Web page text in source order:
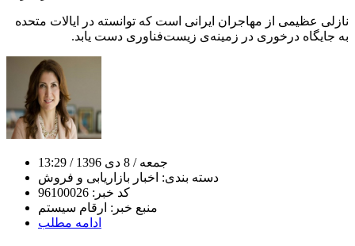
نازلی عظیمی از مهاجران ایرانی است که توانسته در ایالات متحده
به جایگاه درخوری در زمینه‌ی زیست‌فناوری دست یابد.
جمعه / 8 دی 1396
/ 13:29
دسته بندی: اخبار بازاریابی و فروش
کد خبر: 96100026
منبع خبر: ارقام سیستم
ادامه مطلب